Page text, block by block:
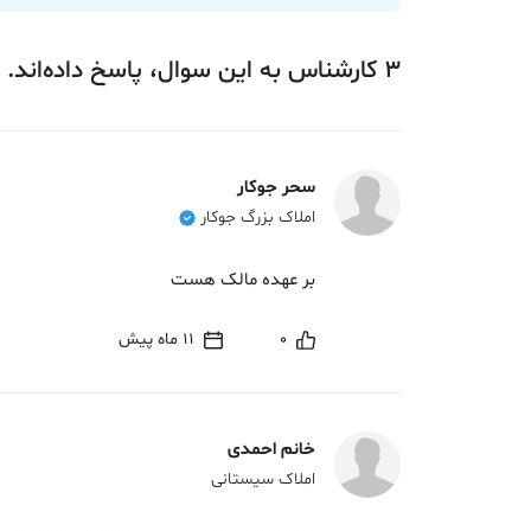
3 کارشناس به این سوال، پاسخ داده‌اند.
سحر جوکار
املاک بزرگ جوکار
بر عهده مالک هست
0 11 ماه پیش
خانم احمدی
املاک سیستانی